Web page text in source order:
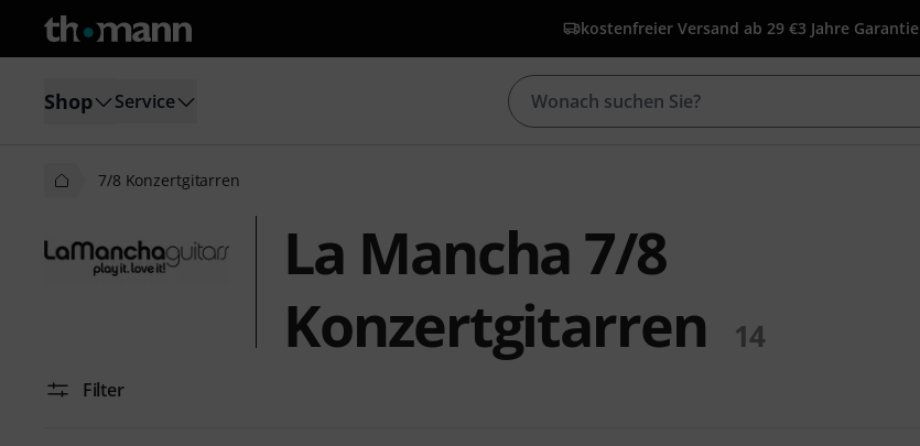
kostenfreier Versand ab 29 €3 Jahre Garantie
Shop Service
7/8 Konzertgitarren
La Mancha 7/8
Konzertgitarren
14
Filter